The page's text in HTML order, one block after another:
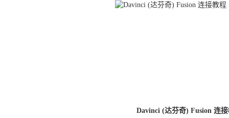
Davinci (达芬奇) Fusion 连